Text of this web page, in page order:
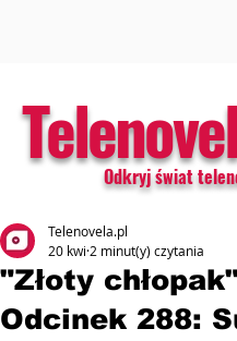
Odkryj świat
"Złoty
Odcinek 288:
Telenovela.pl
20 kwi 2 minut(y) czytania